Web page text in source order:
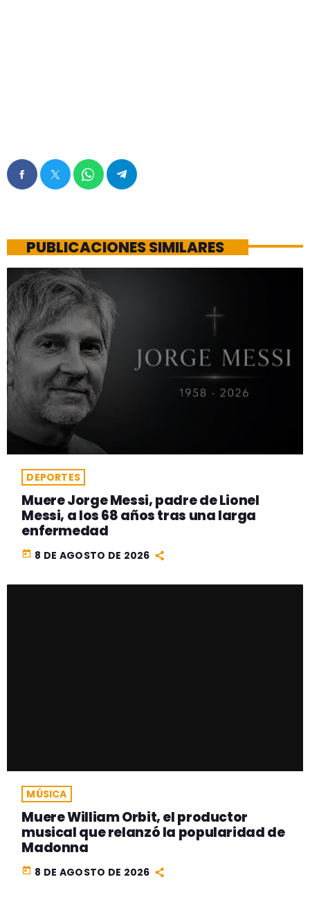
PUBLICACIONES SIMILARES
DEPORTES
Muere Jorge Messi, padre de Lionel
Messi, a los 68 años tras una larga
enfermedad
today 8 DE AGOSTO DE 2026
MÚSICA
Muere William Orbit, el productor
musical que relanzó la popularidad de
Madonna
today 8 DE AGOSTO DE 2026